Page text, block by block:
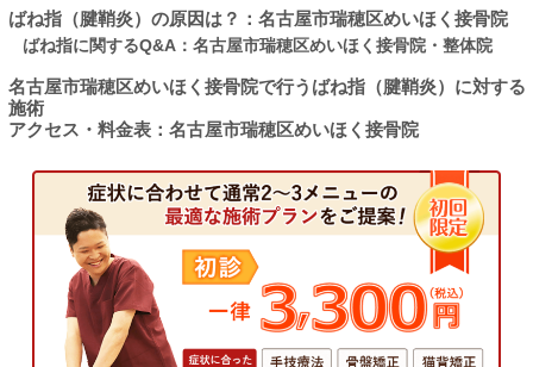
ばね指（腱鞘炎）の原因は？：名古屋市瑞穂区めいほく接骨院
ばね指に関するQ&A：名古屋市瑞穂区めいほく接骨院・整体院
名古屋市瑞穂区めいほく接骨院で行うばね指（腱鞘炎）に対する
施術
アクセス・料金表：名古屋市瑞穂区めいほく接骨院